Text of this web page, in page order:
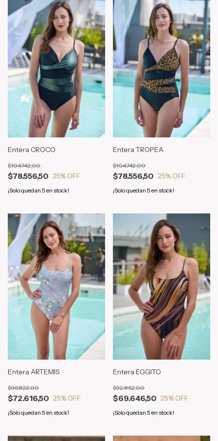
Entera CROCO
$78.556,50
$104.742,00
25% OFF
¡Solo quedan 5 en stock!
Entera TROPEA
$78.556,50
$104.742,00
25% OFF
¡Solo quedan 5 en stock!
Entera ARTEMIS
$72.616,50
$96.822,00
25% OFF
¡Solo quedan 5 en stock!
Entera EGGITO
$69.646,50
$92.862,00
25% OFF
¡Solo quedan 5 en stock!